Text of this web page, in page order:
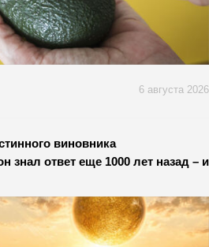
6 августа 2026
виновника
знал ответ еще 1000 лет назад – и